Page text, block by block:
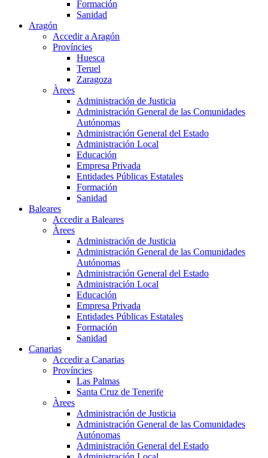
Formación
Sanidad
Aragón
Accedir a Aragón
Províncies
Huesca
Teruel
Zaragoza
Àrees
Administración de Justicia
Administración General de las Comunidades
Autónomas
Administración General del Estado
Administración Local
Educación
Empresa Privada
Entidades Públicas Estatales
Formación
Sanidad
Baleares
Accedir a Baleares
Àrees
Administración de Justicia
Administración General de las Comunidades
Autónomas
Administración General del Estado
Administración Local
Educación
Empresa Privada
Entidades Públicas Estatales
Formación
Sanidad
Canarias
Accedir a Canarias
Províncies
Las Palmas
Santa Cruz de Tenerife
Àrees
Administración de Justicia
Administración General de las Comunidades
Autónomas
Administración General del Estado